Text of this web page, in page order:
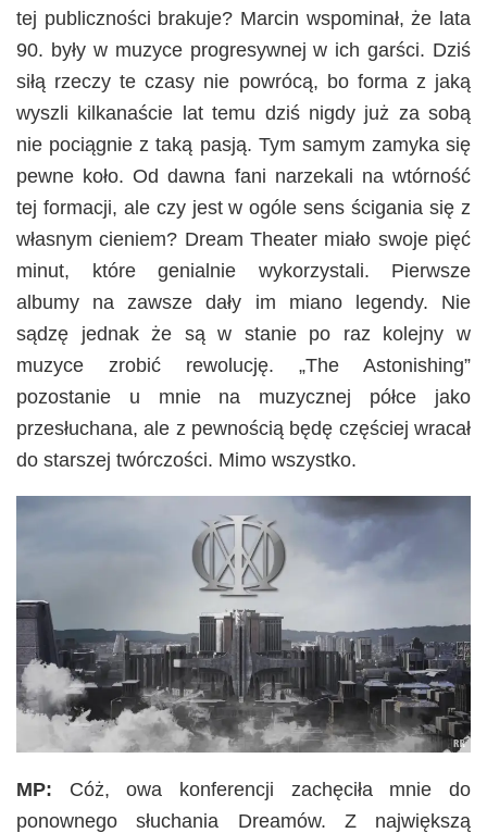
tej publiczności brakuje? Marcin wspominał, że lata
90. były w muzyce progresywnej w ich garści. Dziś
siłą rzeczy te czasy nie powrócą, bo forma z jaką
wyszli kilkanaście lat temu dziś nigdy już za sobą
nie pociągnie z taką pasją. Tym samym zamyka się
pewne koło. Od dawna fani narzekali na wtórność
tej formacji, ale czy jest w ogóle sens ścigania się z
własnym cieniem? Dream Theater miało swoje pięć
minut, które genialnie wykorzystali. Pierwsze
albumy na zawsze dały im miano legendy. Nie
sądzę jednak że są w stanie po raz kolejny w
muzyce zrobić rewolucję. „The Astonishing”
pozostanie u mnie na muzycznej półce jako
przesłuchana, ale z pewnością będę częściej wracał
do starszej twórczości. Mimo wszystko.
MP: Cóż, owa konferencji zachęciła mnie do
ponownego słuchania Dreamów. Z największą